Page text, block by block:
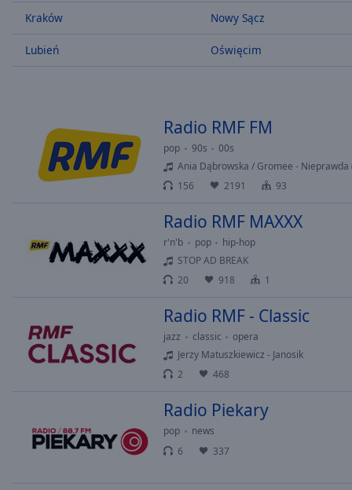
currently
Remaining
Playback
Descriptions
Subtitles
subtitles
settings
Kraków
Lubień
Nowy Sącz
Oświęcim
Radio RMF FM
pop 90s
00s
Ania Dąbrowska / Gromee - Nieprawda
156
2191 93
Radio RMF MAXXX
r'n'b pop
hip-hop
STOP AD BREAK
20
918 1
Radio RMF - Classic
jazz classic
opera
Jerzy Matuszkiewicz - Janosik
2
468
Radio Piekary
pop
news
6
337